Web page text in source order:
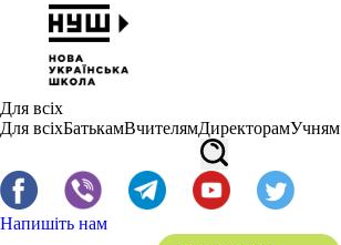
Для всіх
Для всіхБатькамВчителямДиректорамУчням
Напишіть нам